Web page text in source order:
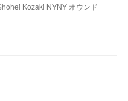
Kozaki NYNY オウンド